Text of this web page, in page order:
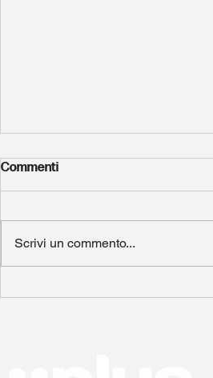
Commenti
Scrivi un commento...